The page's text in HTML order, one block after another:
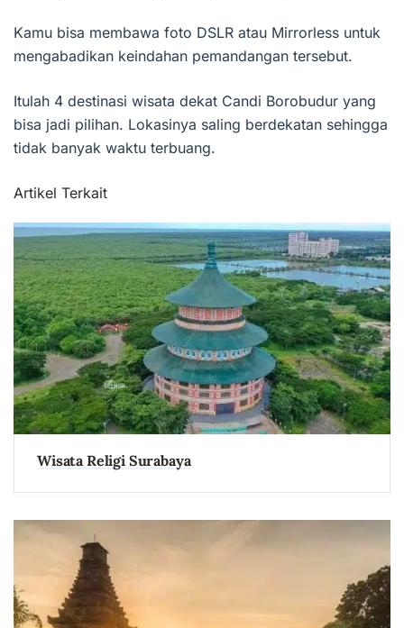
Kamu bisa membawa foto DSLR atau Mirrorless untuk
mengabadikan keindahan pemandangan tersebut.
Itulah 4 destinasi wisata dekat Candi Borobudur yang
bisa jadi pilihan. Lokasinya saling berdekatan sehingga
tidak banyak waktu terbuang.
Artikel Terkait
Wisata Religi Surabaya